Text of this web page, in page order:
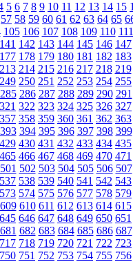
5 6 7 8 9 10 11 12 13 14 15
57 58 59 60 61 62 63 64 65
105 106 107 108 109 110 111
141 142 143 144 145 146 147
177 178 179 180 181 182 183
213 214 215 216 217 218 219
249 250 251 252 253 254 255
285 286 287 288 289 290 291
321 322 323 324 325 326 327
357 358 359 360 361 362 363
393 394 395 396 397 398 399
429 430 431 432 433 434 435
465 466 467 468 469 470 471
501 502 503 504 505 506 507
537 538 539 540 541 542 543
573 574 575 576 577 578 579
609 610 611 612 613 614 615
645 646 647 648 649 650 651
681 682 683 684 685 686 687
717 718 719 720 721 722 723
750 751 752 753 754 755 756